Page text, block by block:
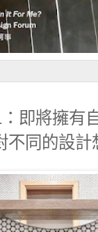
即將擁有
不同的設計